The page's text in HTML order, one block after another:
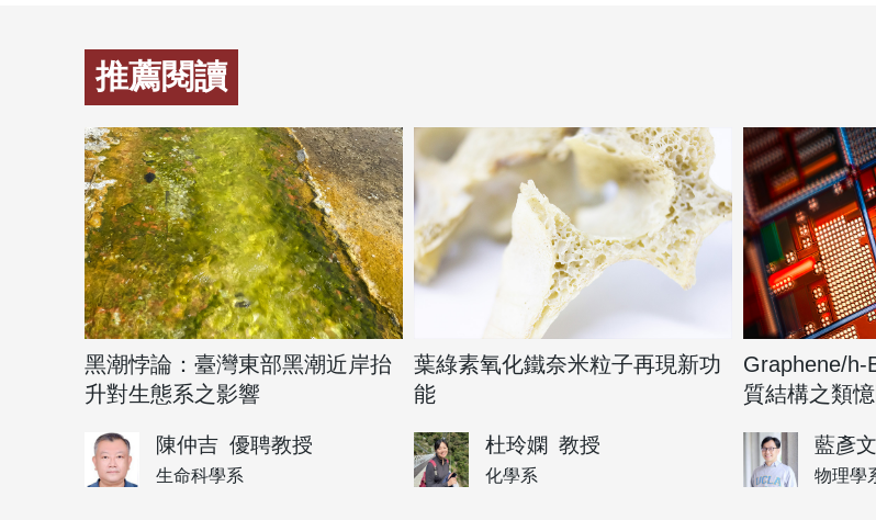
推薦閱讀
黑潮悖論：臺灣東部黑潮近岸抬
升對生態系之影響
陳仲吉 優聘教授
生命科學系
葉綠素氧化鐵奈米粒子再現新功
能
杜玲嫻 教授
化學系
Graphene/h-
質結構之類
藍彥文
物理學